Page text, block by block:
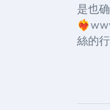
是也
絲的